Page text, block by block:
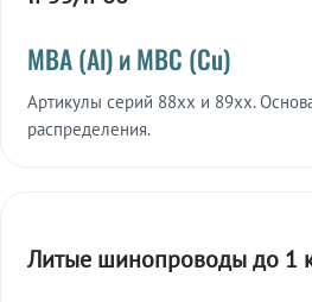
МВА (Al) и МВС (Cu)
Артикулы серий 88xx и 89xx.
распределения.
Литые шинопроводы до 1